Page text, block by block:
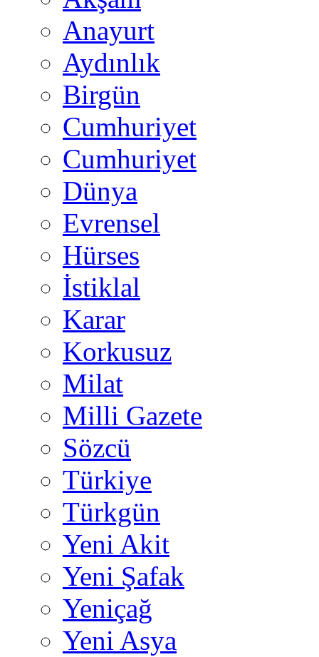
Anayurt
Aydınlık
Birgün
Cumhuriyet
Cumhuriyet
Dünya
Evrensel
Hürses
İstiklal
Karar
Korkusuz
Milat
Milli Gazete
Sözcü
Türkiye
Türkgün
Yeni Akit
Yeni Şafak
Yeniçağ
Yeni Asya